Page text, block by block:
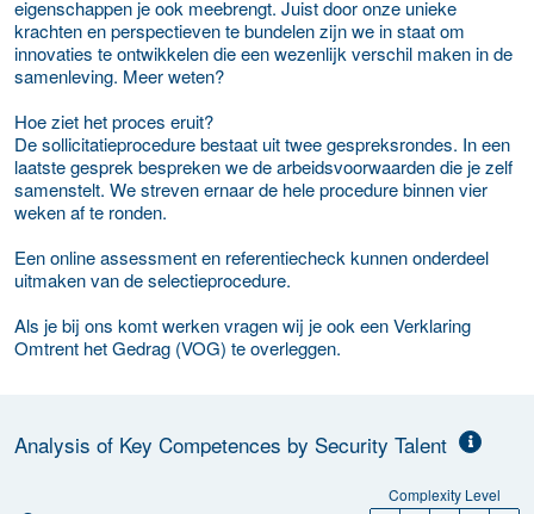
eigenschappen je ook meebrengt. Juist door onze unieke
krachten en perspectieven te bundelen zijn we in staat om
innovaties te ontwikkelen die een wezenlijk verschil maken in de
samenleving. Meer weten?
Hoe ziet het proces eruit?
De sollicitatieprocedure bestaat uit twee gespreksrondes. In een
laatste gesprek bespreken we de arbeidsvoorwaarden die je zelf
samenstelt. We streven ernaar de hele procedure binnen vier
weken af te ronden.
Een online assessment en referentiecheck kunnen onderdeel
uitmaken van de selectieprocedure.
Als je bij ons komt werken vragen wij je ook een Verklaring
Omtrent het Gedrag (VOG) te overleggen.
Analysis of Key Competences by Security Talent
Complexity Level